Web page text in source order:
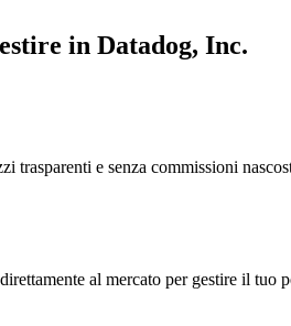
in Datadog, Inc.
trasparenti e senza commissioni
al mercato per gestire il tuo